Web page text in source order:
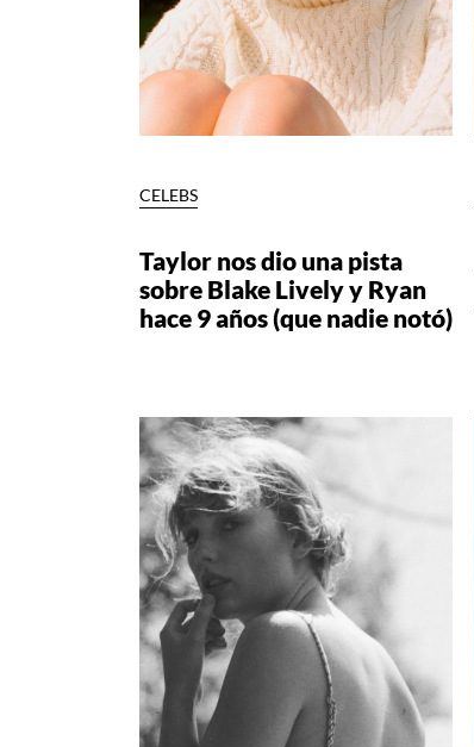
CELEBS
Taylor nos dio una pista
sobre Blake Lively y Ryan
hace 9 años (que nadie notó)